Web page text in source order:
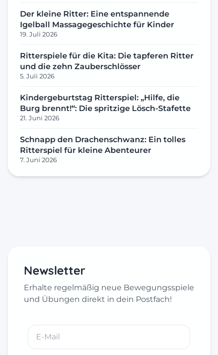
Der kleine Ritter: Eine entspannende
Igelball Massagegeschichte für Kinder
19. Juli 2026
Ritterspiele für die Kita: Die tapferen Ritter
und die zehn Zauberschlösser
5. Juli 2026
Kindergeburtstag Ritterspiel: „Hilfe, die
Burg brennt!“: Die spritzige Lösch-Stafette
21. Juni 2026
Schnapp den Drachenschwanz: Ein tolles
Ritterspiel für kleine Abenteurer
7. Juni 2026
Newsletter
Erhalte regelmäßig neue Bewegungsspiele
und Übungen direkt in dein Postfach!